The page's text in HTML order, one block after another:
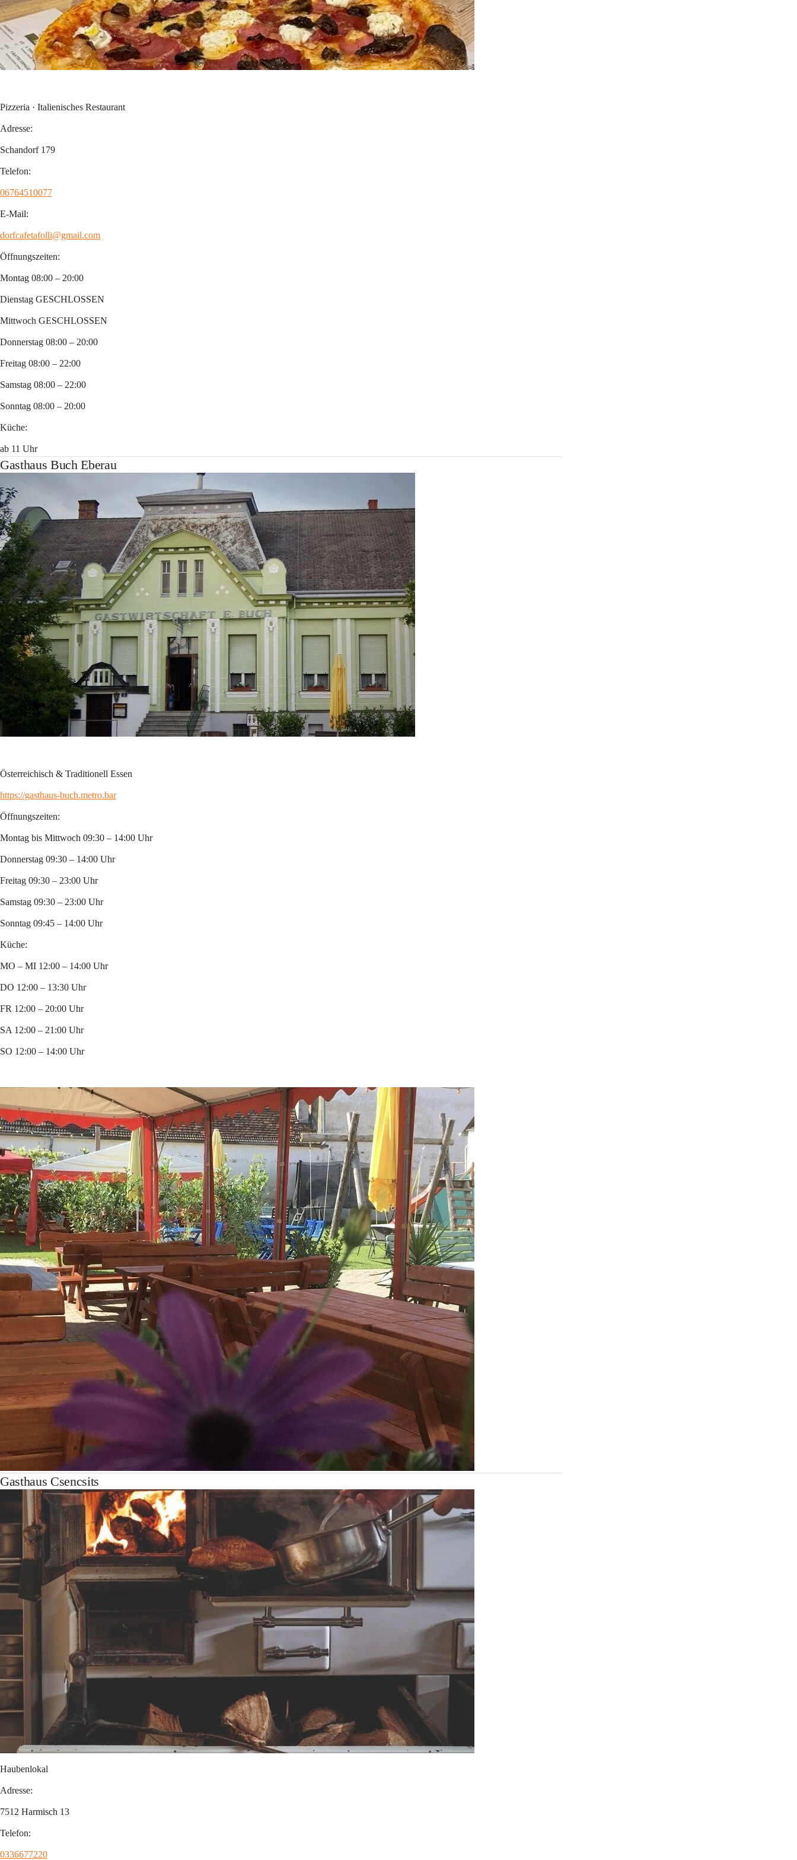
Pizzeria · Italienisches Restaurant
Adresse:
Schandorf 179
Telefon:
06764510077
E-Mail:
dorfcafetafolli@gmail.com
Öffnungszeiten:
Montag 08:00 – 20:00
Dienstag GESCHLOSSEN
Mittwoch GESCHLOSSEN
Donnerstag 08:00 – 20:00
Freitag 08:00 – 22:00
Samstag 08:00 – 22:00
Sonntag 08:00 – 20:00
Küche:
ab 11 Uhr
Gasthaus Buch Eberau
Österreichisch & Traditionell Essen
https://gasthaus-buch.metro.bar
Öffnungszeiten:
Montag bis Mittwoch 09:30 – 14:00 Uhr
Donnerstag 09:30 – 14:00 Uhr
Freitag 09:30 – 23:00 Uhr
Samstag 09:30 – 23:00 Uhr
Sonntag 09:45 – 14:00 Uhr
Küche:
MO – MI 12:00 – 14:00 Uhr
DO 12:00 – 13:30 Uhr
FR 12:00 – 20:00 Uhr
SA 12:00 – 21:00 Uhr
SO 12:00 – 14:00 Uhr
Gasthaus Csencsits
Haubenlokal
Adresse:
7512 Harmisch 13
Telefon:
0336677220